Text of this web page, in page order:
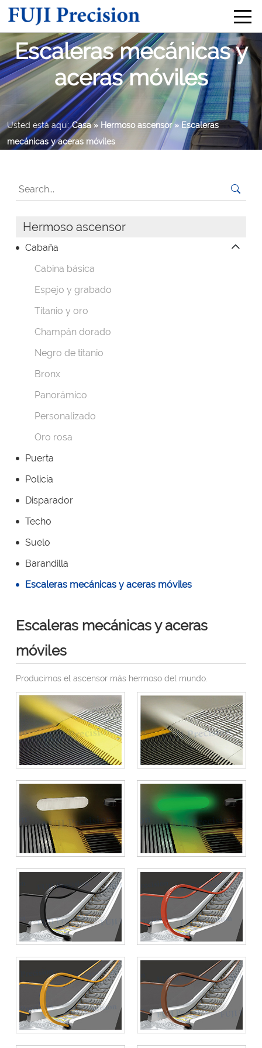
Escaleras mecánicas y
aceras móviles
Usted está aquí:Casa » Hermoso ascensor » Escaleras
mecánicas y aceras móviles
Hermoso ascensor
Cabaña
Cabina básica
Espejo y grabado
Titanio y oro
Champán dorado
Negro de titanio
Bronx
Panorámico
Personalizado
Oro rosa
Puerta
Policía
Disparador
Techo
Suelo
Barandilla
Escaleras mecánicas y aceras móviles
Escaleras mecánicas y aceras
móviles
Producimos el ascensor más hermoso del mundo.